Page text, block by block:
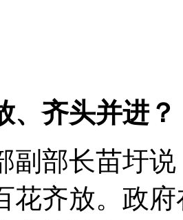
、齐头并进？
副部长苗圩
花齐放。政